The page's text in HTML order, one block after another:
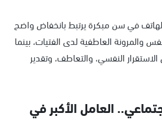
في سن مبكرة يرتبط بانخفاض واضح
والمرونة العاطفية لدى الفتيات، بينما
النفسي، والتعاطف، وتقدير
العامل الأكبر في